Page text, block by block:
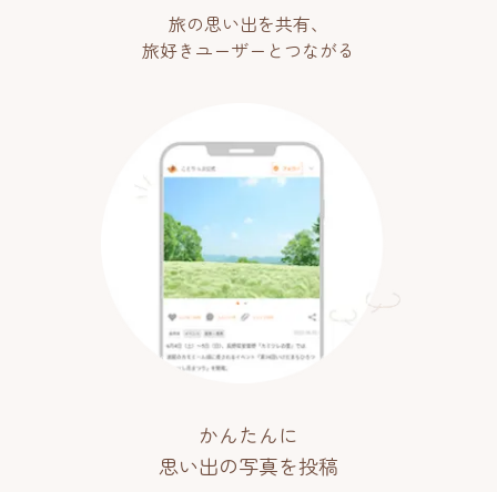
旅の思い出を共有、
旅好きユーザーとつながる
かんたんに
思い出の写真を投稿